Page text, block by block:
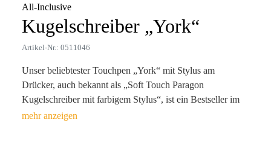
All-Inclusive
Kugelschreiber „York“
Artikel-Nr.: 0511046
Unser beliebtester Touchpen „York“ mit Stylus am
Drücker, auch bekannt als „Soft Touch Paragon
Kugelschreiber mit farbigem Stylus“, ist ein Bestseller im
Bereich der Schreibgeräte. Die dokumentenechte Premium-